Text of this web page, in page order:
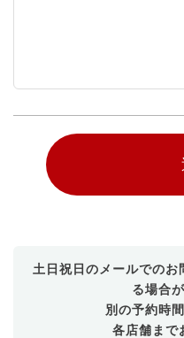
土日祝日のメールでの
る場合
別の予約時
各店舗まで